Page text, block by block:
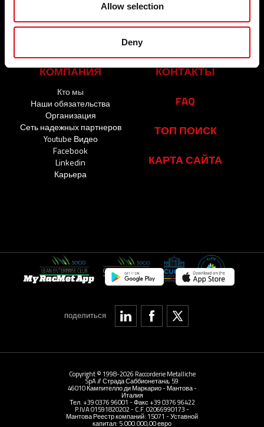
Allow selection
Deny
СОБЫТИЯ И
НОВОСТИ
КОМПАНИЯ
Кто мы
Наши обязательства
Организация
Сеть надежных партнеров
Youtube Видео
Facebook
Linkedin
Карьера
КОНТАКТЫ
FAQ
ТОП ПОИСК
КАРТА САЙТА
поделиться
My RacMet App
Copyright © 1998-2026 Raccorderie Metalliche
SpA // Страда Саббионетана, 59
46010 Кампителло ди Маркарио - Мантова -
Италия
Тел. +39 0376 96001 - Факс +39 0376 96422
P.IVA 01591820202 - C.F. 02066990173 -
Мантова Реестр компаний: 15071 - Уставной
капитал: 5.000.000,00 евро